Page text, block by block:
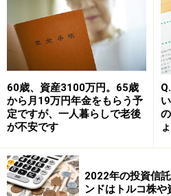
はなく、あくまでも自分の判
※記事内容は執筆時点のものです。
い。
本記事の内容は一般的な情報提供
商品や投資行動を推奨するものでは
投資や資産運用に関する最終的な
行ってください。
掲載情報の正確性・完全性について
が、その内容を保証するものでは
などについて当社は一切の責任を負
最新の情報や詳細については、必ず
の公式情報をご確認ください。
60歳、資産3100万円。65歳
から月19万円年金をもらう予
定ですが、一人暮らしで老後
が不安です
2022年の投資信
ンドはトルコ株